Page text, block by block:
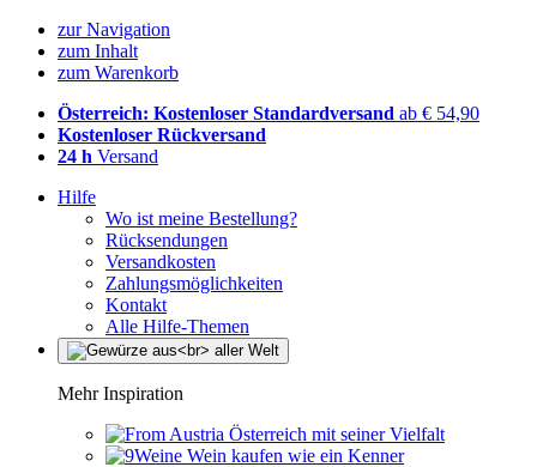
zur Navigation
zum Inhalt
zum Warenkorb
Österreich: Kostenloser Standardversand ab € 54,90
Kostenloser Rückversand
24 h Versand
Hilfe
Wo ist meine Bestellung?
Rücksendungen
Versandkosten
Zahlungsmöglichkeiten
Kontakt
Alle Hilfe-Themen
Mehr Inspiration
Österreich mit seiner Vielfalt
Wein kaufen wie ein Kenner